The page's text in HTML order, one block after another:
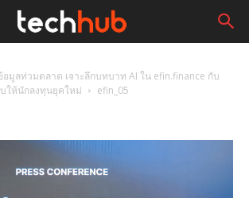
มูลท่วมตลาด เจาะลึกบทบาท AI ใน efin.finance กับ
ให้นักลงทุนยุคใหม่
efin_05